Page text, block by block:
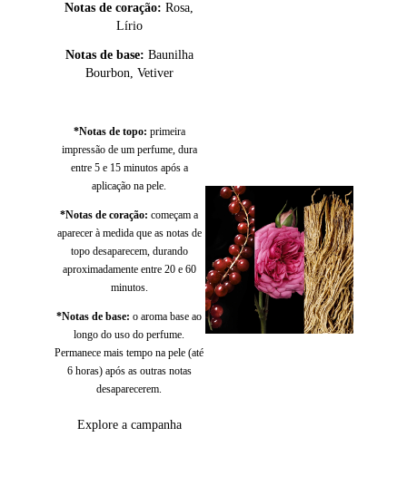
Notas de coração: Rosa,
Lírio
Notas de base: Baunilha
Bourbon, Vetiver
*Notas de topo: primeira
impressão de um perfume, dura
entre 5 e 15 minutos após a
aplicação na pele.
*Notas de coração: começam a
aparecer à medida que as notas de
topo desaparecem, durando
aproximadamente entre 20 e 60
minutos.
*Notas de base: o aroma base ao
longo do uso do perfume.
Permanece mais tempo na pele (até
6 horas) após as outras notas
desaparecerem.
Explore a campanha